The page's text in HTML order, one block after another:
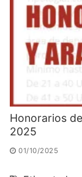
Honorarios
2025
01/10/2025